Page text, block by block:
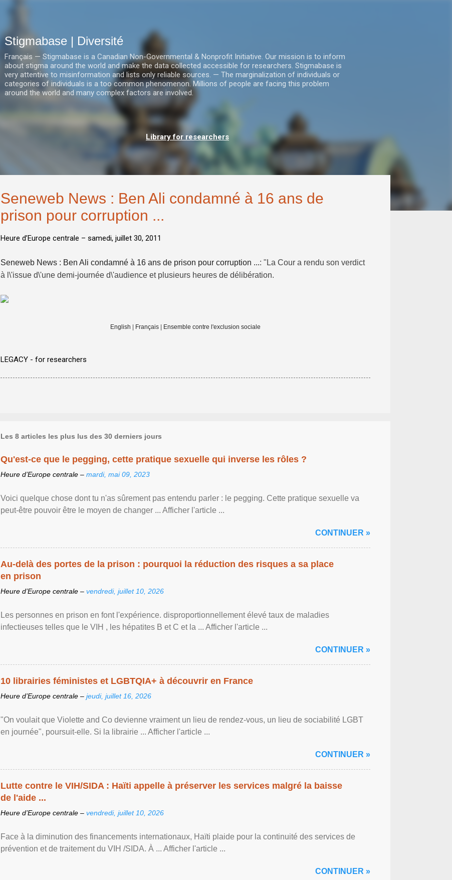
Stigmabase | Diversité
Français — Stigmabase is a Canadian Non-Governmental & Nonprofit Initiative. Our mission is to inform
about stigma around the world and make the data collected accessible for researchers. Stigmabase is
very attentive to misinformation and lists only reliable sources. — The marginalization of individuals or
categories of individuals is a too common phenomenon. Millions of people are facing this problem
around the world and many complex factors are involved.
Library for researchers
Seneweb News : Ben Ali condamné à 16 ans de
prison pour corruption ...
Heure d’Europe centrale – samedi, juillet 30, 2011
Seneweb News : Ben Ali condamné à 16 ans de prison pour corruption ...: "La Cour a rendu son verdict
à l\'issue d\'une demi-journée d\'audience et plusieurs heures de délibération.
English Français Ensemble contre l'exclusion sociale
LEGACY - for researchers
Les 8 articles les plus lus des 30 derniers jours
Qu'est-ce que le pegging, cette pratique sexuelle qui inverse les rôles ?
Heure d’Europe centrale – mardi, mai 09, 2023
Voici quelque chose dont tu n'as sûrement pas entendu parler : le pegging. Cette pratique sexuelle va
peut-être pouvoir être le moyen de changer ... Afficher l'article ...
CONTINUER »
Au-delà des portes de la prison : pourquoi la réduction des risques a sa place
en prison
Heure d’Europe centrale – vendredi, juillet 10, 2026
Les personnes en prison en font l'expérience. disproportionnellement élevé taux de maladies
infectieuses telles que le VIH , les hépatites B et C et la ... Afficher l'article ...
CONTINUER »
10 librairies féministes et LGBTQIA+ à découvrir en France
Heure d’Europe centrale – jeudi, juillet 16, 2026
"On voulait que Violette and Co devienne vraiment un lieu de rendez-vous, un lieu de sociabilité LGBT
en journée", poursuit-elle. Si la librairie ... Afficher l'article ...
CONTINUER »
Lutte contre le VIH/SIDA : Haïti appelle à préserver les services malgré la baisse
de l'aide ...
Heure d’Europe centrale – vendredi, juillet 10, 2026
Face à la diminution des financements internationaux, Haïti plaide pour la continuité des services de
prévention et de traitement du VIH /SIDA. À ... Afficher l'article ...
CONTINUER »